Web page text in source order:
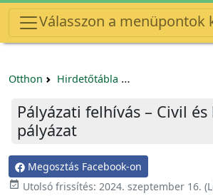
Válasszon a menüpontok
Otthon Hirdetőtábla
Pályázati felhívás – Civil
pályázat
Megosztás Facebook-on
 Utolsó frissítés: 2024. szeptember 16.